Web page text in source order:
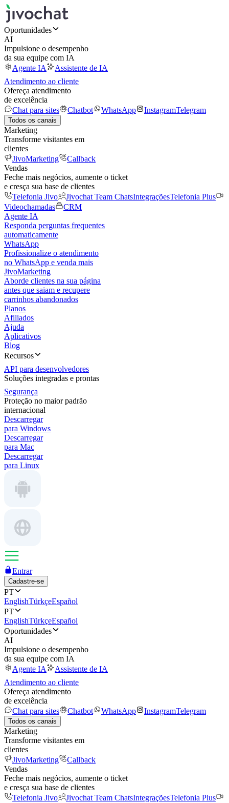
Oportunidades
AI
Impulsione o desempenho
da sua equipe com IA
Agente IA
Assistente de IA
Atendimento ao cliente
Ofereça atendimento
de excelência
Chat para sites
Chatbot WhatsApp InstagramTelegram
Todos os canais
Marketing
Transforme visitantes em
clientes
JivoMarketing
Callback
Vendas
Feche mais negócios, aumente o ticket
e cresça sua base de clientes
Telefonia Jivo
Jivochat Team ChatsIntegraçõesTelefonia Plus
Videochamadas
CRM
Agente IA
Responda perguntas frequentes
automaticamente
WhatsApp
Profissionalize o atendimento
no WhatsApp e venda mais
JivoMarketing
Aborde clientes na sua página
antes que saiam e recupere
carrinhos abandonados
Planos
Afiliados
Ajuda
Aplicativos
Blog
Recursos
API para desenvolvedores
Soluções integradas e prontas
Segurança
Proteção no maior padrão
internacional
Descarregar
para Windows
Descarregar
para Mac
Descarregar
para Linux
Entrar
Cadastre-se
PT
EnglishTürkçeEspañol
PT
EnglishTürkçeEspañol
Oportunidades
AI
Impulsione o desempenho
da sua equipe com IA
Agente IA
Assistente de IA
Atendimento ao cliente
Ofereça atendimento
de excelência
Chat para sites
Chatbot WhatsApp InstagramTelegram
Todos os canais
Marketing
Transforme visitantes em
clientes
JivoMarketing
Callback
Vendas
Feche mais negócios, aumente o ticket
e cresça sua base de clientes
Telefonia Jivo
Jivochat Team ChatsIntegraçõesTelefonia Plus